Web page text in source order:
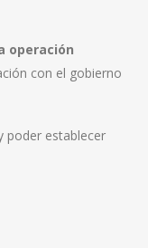
operación
con el gobierno
poder establecer